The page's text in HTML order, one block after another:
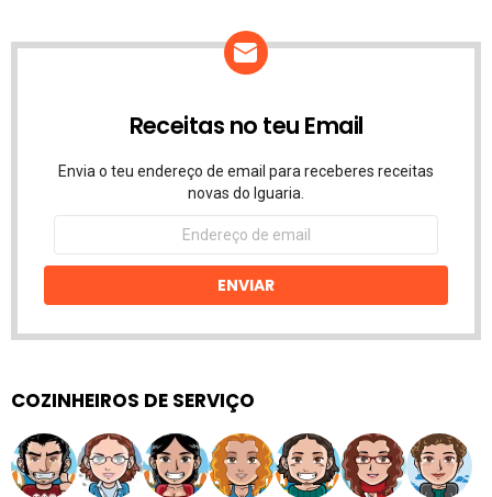
Receitas no teu Email
Envia o teu endereço de email para receberes receitas
novas do Iguaria.
Endereço
email
ENVIAR
COZINHEIROS DE SERVIÇO